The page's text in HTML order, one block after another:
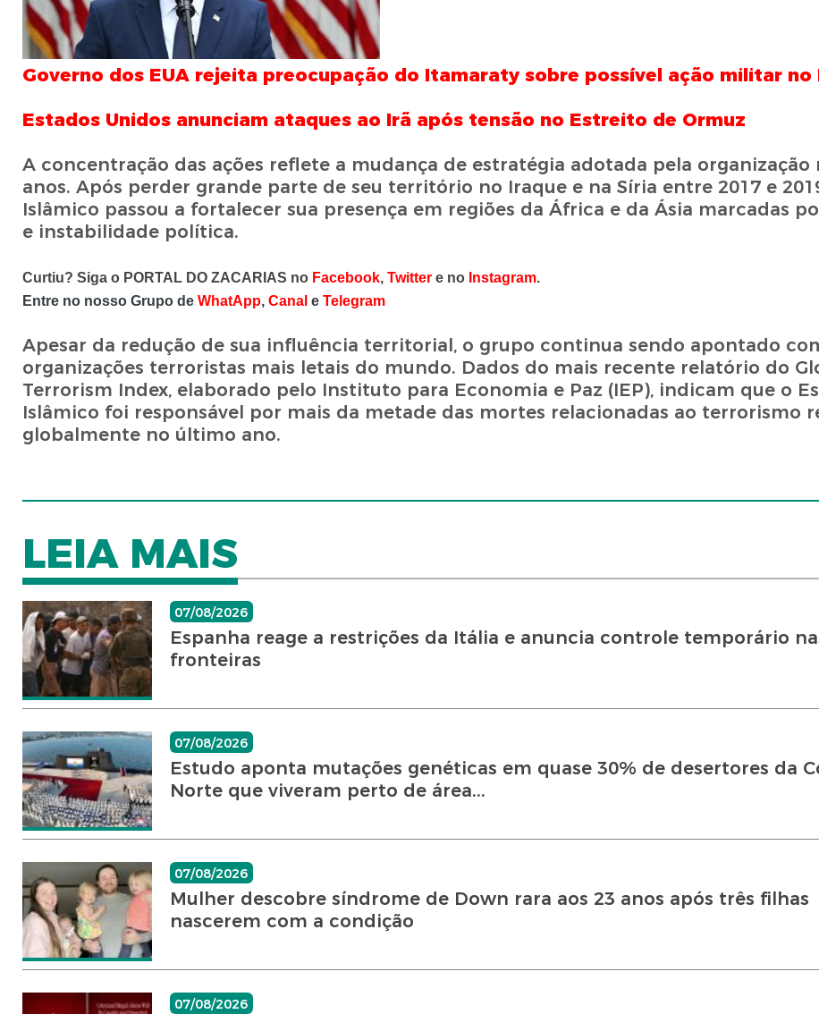
Governo dos EUA rejeita preocupação do Itamaraty sobre possível ação militar no
Estados Unidos anunciam ataques ao Irã após tensão no Estreito de Ormuz
A concentração das ações reflete a mudança de estratégia adotada pela organização
anos. Após perder grande parte de seu território no Iraque e na Síria entre 2017 e
Islâmico passou a fortalecer sua presença em regiões da África e da Ásia marcadas
e instabilidade política.
Curtiu? Siga o PORTAL DO ZACARIAS no Facebook, Twittere no Instagram.
Entre no nosso Grupo de WhatApp, Canal e Telegram
Apesar da redução de sua influência territorial, o grupo continua sendo apontado
organizações terroristas mais letais do mundo. Dados do mais recente relatório do
Terrorism Index, elaborado pelo Instituto para Economia e Paz (IEP), indicam que o
Islâmico foi responsável por mais da metade das mortes relacionadas ao terrorismo
globalmente no último ano.
LEIA MAIS
07/08/2026
Espanha reage a restrições da Itália e anuncia controle temporário
fronteiras
07/08/2026
Estudo aponta mutações genéticas em quase 30% de desertores da
Norte que viveram perto de área...
07/08/2026
Mulher descobre síndrome de Down rara aos 23 anos após três filhas
nascerem com a condição
07/08/2026